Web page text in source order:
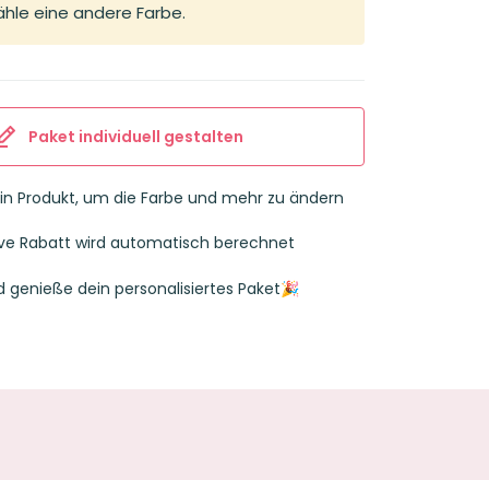
eine andere Farbe.
Paket individuell gestalten
Produkt, um die Farbe und mehr zu ändern
Rabatt wird automatisch berechnet
genieße dein personalisiertes Paket🎉